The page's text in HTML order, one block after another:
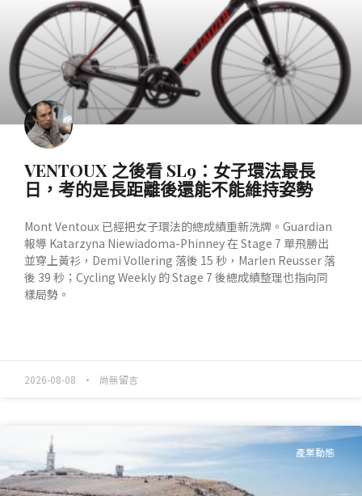
VENTOUX 之後看 SL9：女子環法最長
日，考的是長距離後還能不能維持姿勢
Mont Ventoux 已經把女子環法的總成績重新洗牌。Guardian
報導 Katarzyna Niewiadoma-Phinney 在 Stage 7 單飛勝出
並穿上黃衫，Demi Vollering 落後 15 秒，Marlen Reusser 落
後 39 秒；Cycling Weekly 的 Stage 7 後總成績整理也指向同
樣局勢。
2026-08-08 尚無留言
產業動態